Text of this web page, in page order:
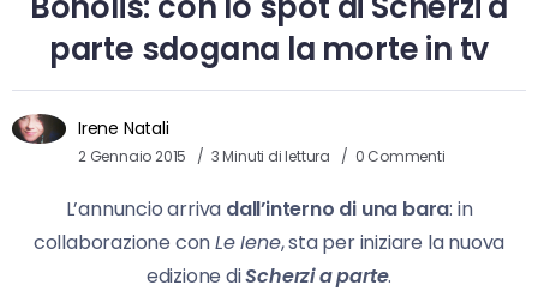
parte sdogana la morte in tv
Irene Natali
2 Gennaio 2015 3 Minuti di lettura 0 Commenti
L’annuncio arriva dall’interno di una bara: in
collaborazione conLe Iene, sta per iniziare la nuova
edizione diScherzi a parte.